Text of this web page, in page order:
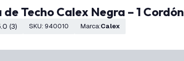
de Techo Calex Negra – 1 Cordón
(3) SKU: 940010 Marca: Calex